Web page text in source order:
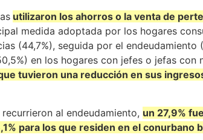
utilizaron los ahorros o la venta de
medida adoptada por los hogares
(44,7%), seguida por el endeudamiento
en los hogares con jefes o jefas con
tuvieron una reducción en sus
al endeudamiento, un 27,9%
para los que residen en el conurbano